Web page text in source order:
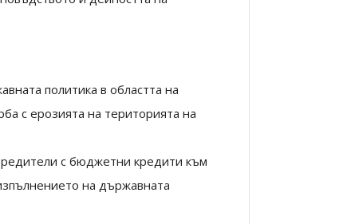
политика в областта на
с ерозията на територията на
с бюджетни кредити към
на държавната